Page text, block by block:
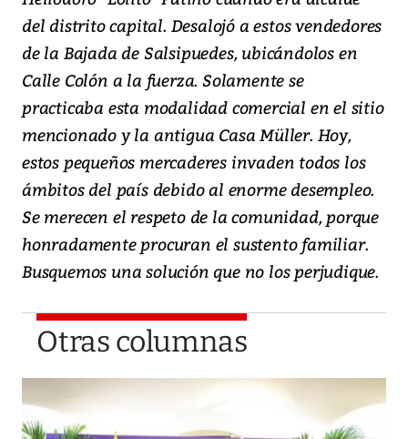
del distrito capital. Desalojó a estos vendedores
de la Bajada de Salsipuedes, ubicándolos en
Calle Colón a la fuerza. Solamente se
practicaba esta modalidad comercial en el sitio
mencionado y la antigua Casa Müller. Hoy,
estos pequeños mercaderes invaden todos los
ámbitos del país debido al enorme desempleo.
Se merecen el respeto de la comunidad, porque
honradamente procuran el sustento familiar.
Busquemos una solución que no los perjudique.
Otras columnas